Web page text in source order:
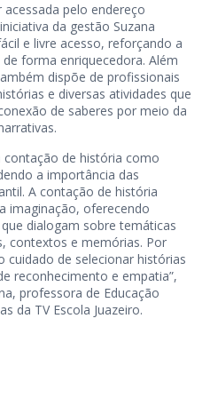
acessada pelo endereço
da gestão Suzana
e livre acesso, reforçando a
forma enriquecedora. Além
dispõe de profissionais
e diversas atividades que
de saberes por meio da
contação de história como
a importância das
A contação de história
imaginação, oferecendo
dialogam sobre temáticas
contextos e memórias. Por
cuidado de selecionar histórias
reconhecimento e empatia”,
professora de Educação
da TV Escola Juazeiro.